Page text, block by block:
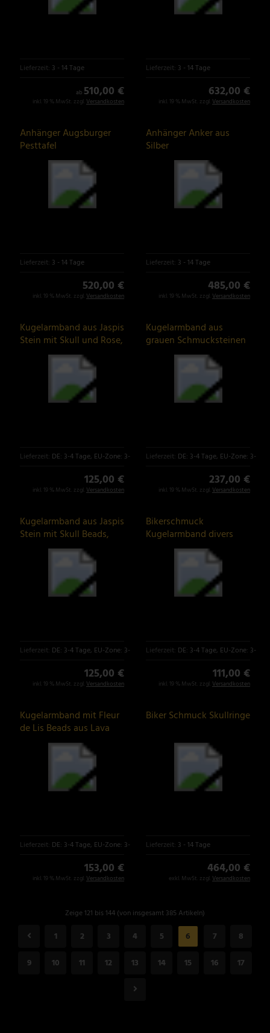
Lieferzeit: 3 - 14 Tage
ab 510,00 €
inkl. 19 % MwSt. zzgl. Versandkosten
Lieferzeit: 3 - 14 Tage
632,00 €
inkl. 19 % MwSt. zzgl. Versandkosten
Anhänger Augsburger
Pesttafel
Lieferzeit: 3 - 14 Tage
520,00 €
inkl. 19 % MwSt. zzgl. Versandkosten
Anhänger Anker aus
Silber
Lieferzeit: 3 - 14 Tage
485,00 €
inkl. 19 % MwSt. zzgl. Versandkosten
Kugelarmband aus Jaspis
Stein mit Skull und Rose,
Biker Schmuck
Lieferzeit: DE: 3-4 Tage, EU-Zone: 3-6 Tage
125,00 €
inkl. 19 % MwSt. zzgl. Versandkosten
Kugelarmband aus
grauen Schmucksteinen
mit Lilien Beads
Lieferzeit: DE: 3-4 Tage, EU-Zone: 3-6
237,00 €
inkl. 19 % MwSt. zzgl. Versandkosten
Kugelarmband aus Jaspis
Stein mit Skull Beads,
Bikerschmuck
Lieferzeit: DE: 3-4 Tage, EU-Zone: 3-6 Tage
125,00 €
inkl. 19 % MwSt. zzgl. Versandkosten
Bikerschmuck
Kugelarmband divers
Fleur de Lis
Lieferzeit: DE: 3-4 Tage, EU-Zone: 3-6
111,00 €
inkl. 19 % MwSt. zzgl. Versandkosten
Kugelarmband mit Fleur
de Lis Beads aus Lava
Lieferzeit: DE: 3-4 Tage, EU-Zone: 3-6 Tage
153,00 €
inkl. 19 % MwSt. zzgl. Versandkosten
Biker Schmuck Skullringe
Lieferzeit: 3 - 14 Tage
464,00 €
exkl. MwSt. zzgl. Versandkosten
Zeige 121 bis 144 (von insgesamt 385 Artikeln)
1 2 3 4 5 6 7
8
9
10 11 12 13 14 15 16 17